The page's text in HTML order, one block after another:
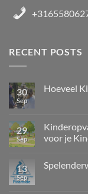
RECENT POSTS
30
Sep
Hoeveel
29
Sep
voor je
13
Sep